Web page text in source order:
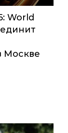
World
Москве